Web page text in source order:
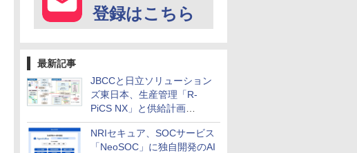
登録はこちら
最新記事
JBCCと日立ソリューション
ズ東日本、生産管理「R-
PiCS NX」と供給計画
「scSQUARE ISP」の連携サ
ービスを提供開始
NRIセキュア、SOCサービス
「NeoSOC」に独自開発のAI